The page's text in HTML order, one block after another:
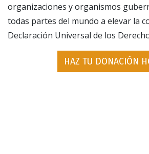
organizaciones y organismos
todas partes del mundo a elevar la
Declaración Universal de los
HAZ TU DONACIÓN